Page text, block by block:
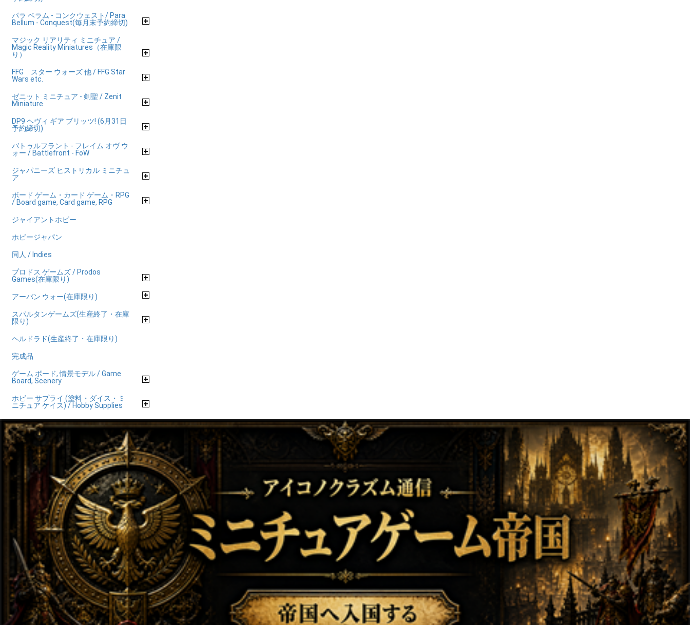
パラ ベラム - コンクウェスト/ Para
Bellum - Conquest(毎月末予約締切)
マジック リアリティ ミニチュア /
Magic Reality Miniatures（在庫限
り）
FFG スター ウォーズ 他 / FFG Star
Wars etc.
ゼニット ミニチュア - 剣聖 / Zenit
Miniature
DP9 ヘヴィ ギア ブリッツ! (6月31日
予約締切)
バトゥルフラント - フレイム オヴ ウ
ォー / Battlefront - FoW
ジャパニーズ ヒストリカル ミニチュ
ア
ボード ゲーム・カード ゲーム・RPG
/ Board game, Card game, RPG
ジャイアントホビー
ホビージャパン
同人 / Indies
プロドス ゲームズ / Prodos
Games(在庫限り)
アーバン ウォー(在庫限り)
スパルタンゲームズ(生産終了・在庫
限り)
ヘルドラド(生産終了・在庫限り)
完成品
ゲーム ボード, 情景モデル / Game
Board, Scenery
ホビー サプライ (塗料・ダイス・ミ
ニチュア ケイス) / Hobby Supplies